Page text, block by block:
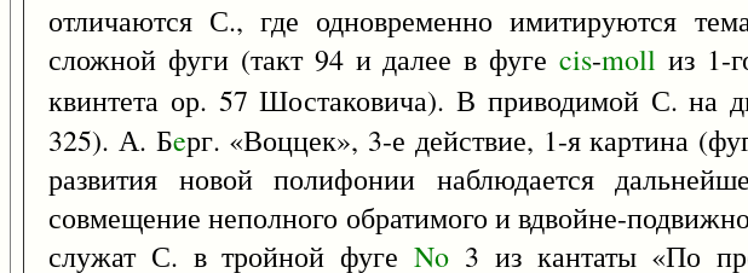
отличаются С., где одновременно имитируются
сложной фуги (такт 94 и далее в фугеcis-moll из 1-
квинтета ор. 57 Шостаковича). В приводимой С. на
325). А. Бeрг. «Воццек», 3-е действие, 1-я картина
развития новой полифонии наблюдается
совмещение неполного обратимого и вдвойне-
служат С. в тройной фугеNo 3 из кантаты «По